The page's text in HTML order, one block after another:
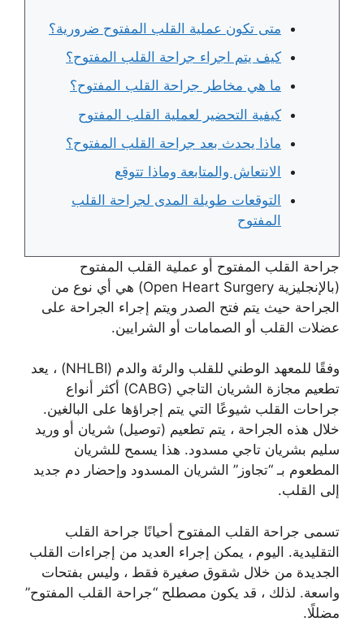
متى تكون عملية القلب المفتوح ضرورية؟
كيف يتم اجراء جراحة القلب المفتوح؟
ما هي مخاطر جراحة القلب المفتوح؟
كيفية التحضير لعملية القلب المفتوح
ماذا يحدث بعد جراحة القلب المفتوح؟
الانتعاش والمتابعة وماذا تتوقع
التوقعات طويلة المدى لجراحة القلب
المفتوح
جراحة القلب المفتوح أو عملية القلب المفتوح
(بالإنجليزية Open Heart Surgery) هي أي نوع من
الجراحة حيث يتم فتح الصدر ويتم إجراء الجراحة على
عضلات القلب أو الصمامات أو الشرايين.
وفقًا للمعهد الوطني للقلب والرئة والدم (NHLBI) ، يعد
تطعيم مجازة الشريان التاجي (CABG) أكثر أنواع
جراحات القلب شيوعًا التي يتم إجراؤها على البالغين.
خلال هذه الجراحة ، يتم تطعيم (توصيل) شريان أو وريد
سليم بشريان تاجي مسدود. هذا يسمح للشريان
المطعوم بـ “تجاوز” الشريان المسدود وإحضار دم جديد
إلى القلب.
تسمى جراحة القلب المفتوح أحيانًا جراحة القلب
التقليدية. اليوم ، يمكن إجراء العديد من إجراءات القلب
الجديدة من خلال شقوق صغيرة فقط ، وليس بفتحات
واسعة. لذلك ، قد يكون مصطلح “جراحة القلب المفتوح”
مضللًا.